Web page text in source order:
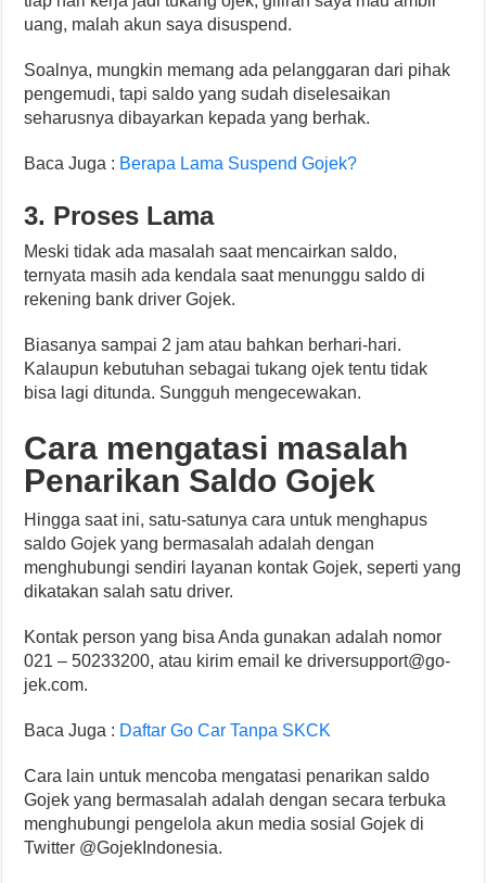
uang, malah akun saya disuspend.
Soalnya, mungkin memang ada pelanggaran dari pihak
pengemudi, tapi saldo yang sudah diselesaikan
seharusnya dibayarkan kepada yang berhak.
Baca Juga : Berapa Lama Suspend Gojek?
3. Proses Lama
Meski tidak ada masalah saat mencairkan saldo,
ternyata masih ada kendala saat menunggu saldo di
rekening bank driver Gojek.
Biasanya sampai 2 jam atau bahkan berhari-hari.
Kalaupun kebutuhan sebagai tukang ojek tentu tidak
bisa lagi ditunda. Sungguh mengecewakan.
Cara mengatasi masalah
Penarikan Saldo Gojek
Hingga saat ini, satu-satunya cara untuk menghapus
saldo Gojek yang bermasalah adalah dengan
menghubungi sendiri layanan kontak Gojek, seperti yang
dikatakan salah satu driver.
Kontak person yang bisa Anda gunakan adalah nomor
021 – 50233200, atau kirim email kedriversupport@go-
jek.com.
Baca Juga : Daftar Go Car Tanpa SKCK
Cara lain untuk mencoba mengatasi penarikan saldo
Gojek yang bermasalah adalah dengan secara terbuka
menghubungi pengelola akun media sosial Gojek di
Twitter @GojekIndonesia.